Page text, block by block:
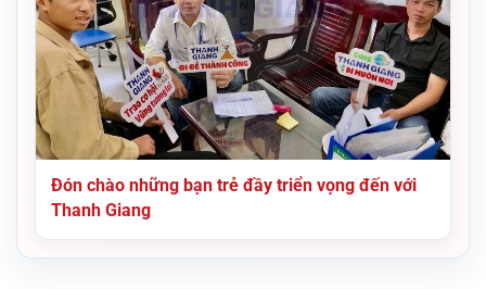
Đón chào những bạn trẻ đầy triển vọng đến với
Thanh Giang